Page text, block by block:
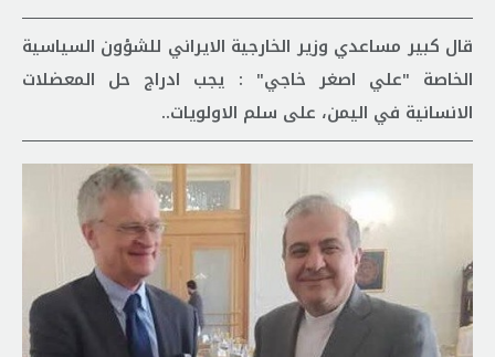
قال كبير مساعدي وزير الخارجية الايراني للشؤون السياسية
الخاصة "علي اصغر خاجي" : يجب ادراج حل المعضلات
الانسانية في اليمن، على سلم الاولويات..